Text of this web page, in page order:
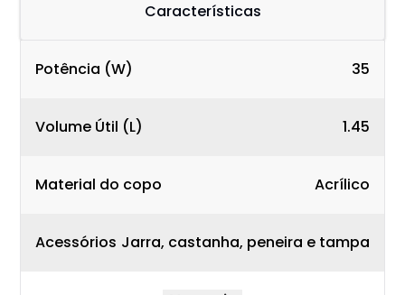
Características
Potência (W) 35
Volume Útil (L) 1.45
Material do copo Acrílico
Acessórios Jarra, castanha, peneira e tampa